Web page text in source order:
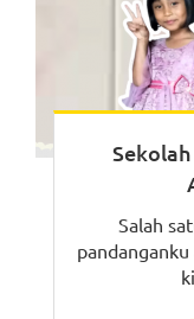
Salah